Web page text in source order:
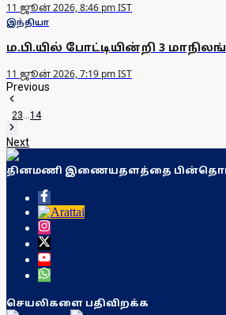
11 ஜூன் 2026, 8:46 pm IST
இந்தியா
ம.பி.யில் போட்டியின்றி 3
11 ஜூன் 2026, 7:19 pm IST
Previous
23...14
Next
தினமணி இணையதளத்தை
செயலிகளை பதிவிறக்க